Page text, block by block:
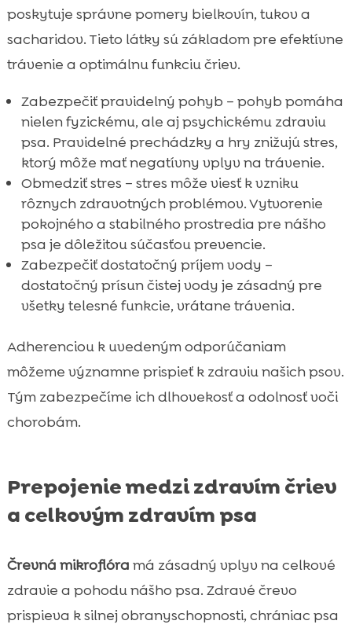
poskytuje správne pomery bielkovín, tukov a
sacharidov. Tieto látky sú základom pre efektívne
trávenie a optimálnu funkciu čriev.
Zabezpečiť pravidelný pohyb – pohyb pomáha
nielen fyzickému, ale aj psychickému zdraviu
psa. Pravidelné prechádzky a hry znižujú stres,
ktorý môže mať negatívny vplyv na trávenie.
Obmedziť stres – stres môže viesť k vzniku
rôznych zdravotných problémov. Vytvorenie
pokojného a stabilného prostredia pre nášho
psa je dôležitou súčasťou prevencie.
Zabezpečiť dostatočný príjem vody –
dostatočný prísun čistej vody je zásadný pre
všetky telesné funkcie, vrátane trávenia.
Adherenciou k uvedeným odporúčaniam
môžeme významne prispieť k zdraviu našich psov.
Tým zabezpečíme ich dlhovekosť a odolnosť voči
chorobám.
Prepojenie medzi zdravím čriev
a celkovým zdravím psa
Črevná mikroflóra má zásadný vplyv na celkové
zdravie a pohodu nášho psa. Zdravé črevo
prispieva k silnej obranyschopnosti, chrániac psa